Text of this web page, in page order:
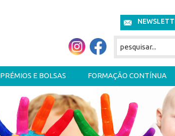
PRÉMIOS E BOLSAS FORMAÇÃO CONTÍNUA